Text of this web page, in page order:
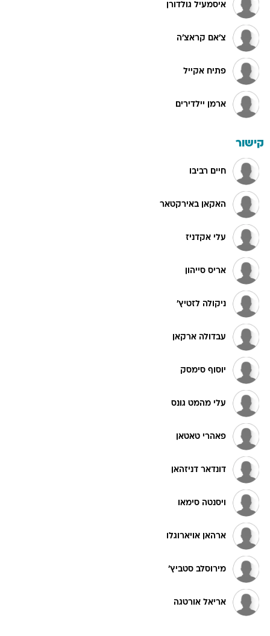
איסמעיל גולדורן
צ'אם קראצ'ה
פתיח אקייל
ארמן יילדירים
קישור
חיים רביבו
האקאן באירקטאר
עלי אקדניז
אריס סייהון
ניקולה לזטיץ'
עבדולה ארקאן
יוסוף סימסק
עלי מהמט גונס
פאהרי טאטאן
דונדאר דניזהאן
ויסנטה סימאו
ארהאן אויארוגלו
מירוסלב סטביץ'
אריאל אורטגה